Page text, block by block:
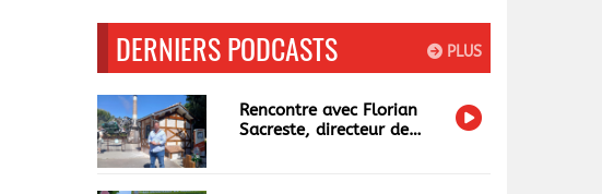
PLUS
DERNIERS PODCASTS
Rencontre avec Florian
Sacreste, directeur de